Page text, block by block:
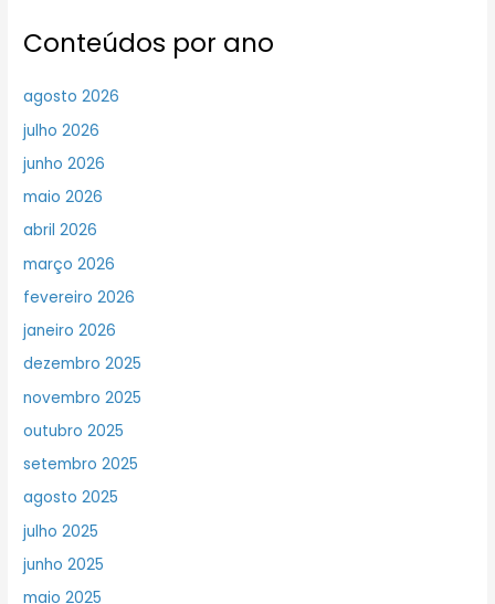
Conteúdos por ano
agosto 2026
julho 2026
junho 2026
maio 2026
abril 2026
março 2026
fevereiro 2026
janeiro 2026
dezembro 2025
novembro 2025
outubro 2025
setembro 2025
agosto 2025
julho 2025
junho 2025
maio 2025